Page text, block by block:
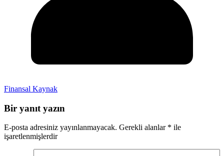
Finansal Kaynak
Bir yanıt yazın
E-posta adresiniz yayınlanmayacak. Gerekli alanlar * ile
işaretlenmişlerdir